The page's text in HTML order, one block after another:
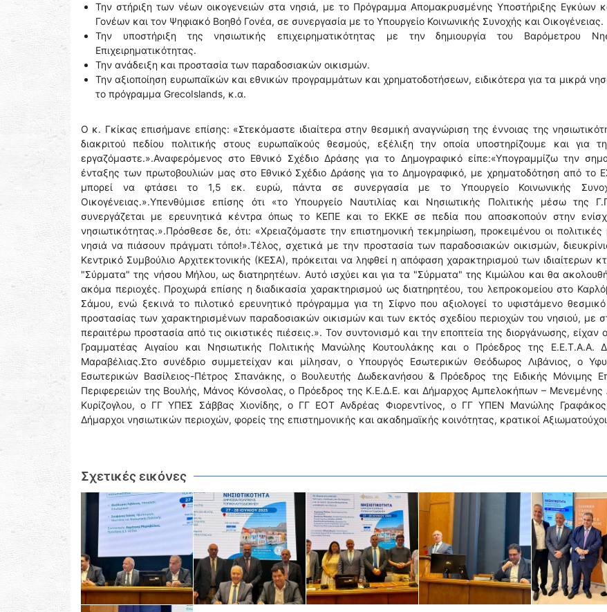
Την στήριξη των νέων οικογενειών στα νησιά, με το Πρόγραμμα Απομακρυσμένης Υποστήριξης Εγκύων
Γονέων και τον Ψηφιακό Βοηθό Γονέα, σε συνεργασία με το Υπουργείο Κοινωνικής Συνοχής και Οικογένειας.
Την υποστήριξη της νησιωτικής επιχειρηματικότητας με την δημιουργία του Βαρόμετρου
Επιχειρηματικότητας.
Την ανάδειξη και προστασία των παραδοσιακών οικισμών.
Την αξιοποίηση ευρωπαϊκών και εθνικών προγραμμάτων και χρηματοδοτήσεων, ειδικότερα για τα μικρά
το πρόγραμμα GrecoIslands, κ.α.
Ο κ. Γκίκας επισήμανε επίσης: «Στεκόμαστε ιδιαίτερα στην θεσμική αναγνώριση της έννοιας της
διακριτού πεδίου πολιτικής στους ευρωπαϊκούς θεσμούς, εξέλιξη την οποία υποστηρίζουμε και για
εργαζόμαστε.».Αναφερόμενος στο Εθνικό Σχέδιο Δράσης για το Δημογραφικό είπε:«Υπογραμμίζω την
ένταξης των πρωτοβουλιών μας στο Εθνικό Σχέδιο Δράσης για το Δημογραφικό, με χρηματοδότηση από το
μπορεί να φτάσει το 1,5 εκ. ευρώ, πάντα σε συνεργασία με το Υπουργείο Κοινωνικής
Οικογένειας.».Υπενθύμισε επίσης ότι «το Υπουργείο Ναυτιλίας και Νησιωτικής Πολιτικής μέσω της
συνεργάζεται με ερευνητικά κέντρα όπως το ΚΕΠΕ και το ΕΚΚΕ σε πεδία που αποσκοπούν στην
νησιωτικότητας.».Πρόσθεσε δε, ότι: «Χρειαζόμαστε την επιστημονική τεκμηρίωση, προκειμένου οι
νησιά να πιάσουν πράγματι τόπο!».Τέλος, σχετικά με την προστασία των παραδοσιακών οικισμών,
Κεντρικό Συμβούλιο Αρχιτεκτονικής (ΚΕΣΑ), πρόκειται να ληφθεί η απόφαση χαρακτηρισμού των ιδιαίτερων
"Σύρματα" της νήσου Μήλου, ως διατηρητέων. Αυτό ισχύει και για τα "Σύρματα" της Κιμώλου και θα
ακόμα περιοχές. Προχωρά επίσης η διαδικασία χαρακτηρισμού ως διατηρητέου, του λεπροκομείου στο
Σάμου, ενώ ξεκινά το πιλοτικό ερευνητικό πρόγραμμα για τη Σίφνο που αξιολογεί το υφιστάμενο θεσμικό
προστασίας των χαρακτηρισμένων παραδοσιακών οικισμών και των εκτός σχεδίου περιοχών του νησιού, με
περαιτέρω προστασία από τις οικιστικές πιέσεις.». Τον συντονισμό και την εποπτεία της διοργάνωσης, είχαν
Γραμματέας Αιγαίου και Νησιωτικής Πολιτικής Μανώλης Κουτουλάκης και ο Πρόεδρος της Ε.Ε.Τ.Α.Α.
Μαραβέλιας.Στο συνέδριο συμμετείχαν και μίλησαν, ο Υπουργός Εσωτερικών Θεόδωρος Λιβάνιος, ο
Εσωτερικών Βασίλειος-Πέτρος Σπανάκης, ο Βουλευτής Δωδεκανήσου & Πρόεδρος της Ειδικής Μόνιμης
Περιφερειών της Βουλής, Μάνος Κόνσολας, ο Πρόεδρος της Κ.Ε.Δ.Ε. και Δήμαρχος Αμπελοκήπων – Μενεμένης
Κυρίζογλου, ο ΓΓ ΥΠΕΣ Σάββας Χιονίδης, ο ΓΓ ΕΟΤ Ανδρέας Φιορεντίνος, ο ΓΓ ΥΠΕΝ Μανώλης
Δήμαρχοι νησιωτικών περιοχών, φορείς της επιστημονικής και ακαδημαϊκής κοινότητας, κρατικοί
Σχετικές εικόνες